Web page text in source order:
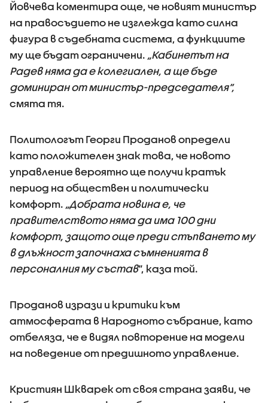
Йовчева коментира още, че новият министър
на правосъдието не изглежда като силна
фигура в съдебната система, а функциите
му ще бъдат ограничени. „Кабинетът на
Радев няма да е колегиален, а ще бъде
доминиран от министър-председателя“,
смята тя.
Политологът Георги Проданов определи
като положителен знак това, че новото
управление вероятно ще получи кратък
период на обществен и политически
комфорт. „Добрата новина е, че
правителството няма да има 100 дни
комфорт, защото още преди стъпването му
в длъжност започнаха съмненията в
персоналния му състав“, каза той.
Проданов изрази и критики към
атмосферата в Народното събрание, като
отбеляза, че е видял повторение на модели
на поведение от предишното управление.
Кристиян Шкварек от своя страна заяви, че